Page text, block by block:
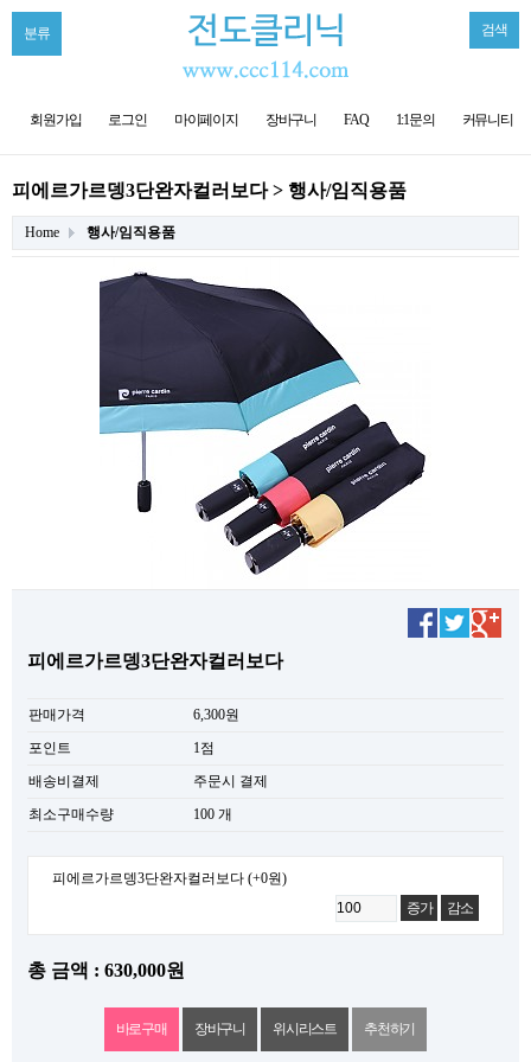
분류 검색
회원가입 로그인 마이페이지 장바구니 FAQ 1:1문의 커뮤니티
피에르가르뎅3단완자컬러보다 > 행사/임직용품
Home 행사/임직용품
피에르가르뎅3단완자컬러보다
판매가격
6,300원
포인트
1점
배송비결제
주문시 결제
최소구매수량
100 개
피에르가르뎅3단완자컬러보다 (+0원)
증가
감소
총 금액 : 630,000원
위시리스트 추천하기